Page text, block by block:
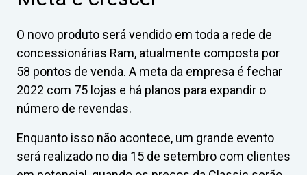
O novo produto será vendido em toda a rede de
concessionárias Ram, atualmente composta por
58 pontos de venda. A meta da empresa é fechar
2022 com 75 lojas e há planos para expandir o
número de revendas.
Enquanto isso não acontece, um grande evento
será realizado no dia 15 de setembro com clientes